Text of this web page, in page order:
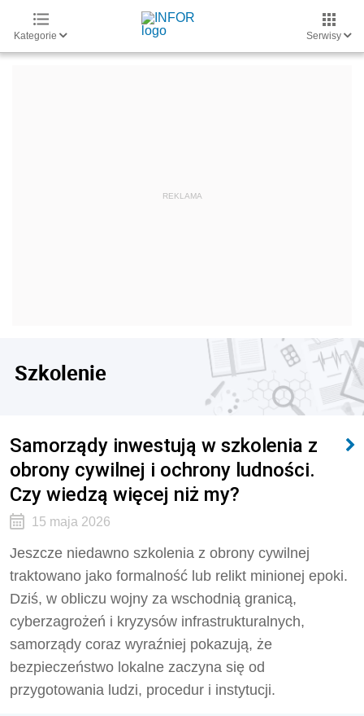
Kategorie Serwisy
Szkolenie
Samorządy inwestują w szkolenia z
obrony cywilnej i ochrony ludności.
Czy wiedzą więcej niż my?
15 maja 2026
Jeszcze niedawno szkolenia z obrony cywilnej
traktowano jako formalność lub relikt minionej epoki.
Dziś, w obliczu wojny za wschodnią granicą,
cyberzagrożeń i kryzysów infrastrukturalnych,
samorządy coraz wyraźniej pokazują, że
bezpieczeństwo lokalne zaczyna się od
przygotowania ludzi, procedur i instytucji.